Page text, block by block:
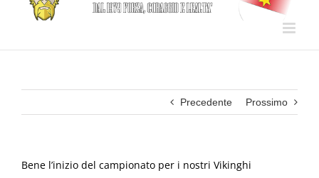
Precedente Prossimo
Bene l’inizio del campionato per i nostri Vikinghi